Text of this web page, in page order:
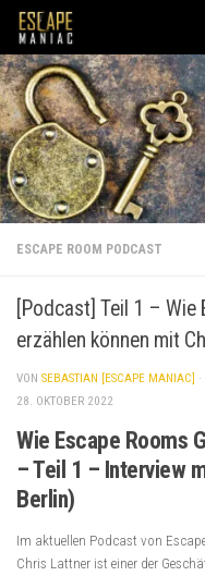
Unter dem Inhalt
ESCAPE ROOM PODCAST
[Podcast] Teil 1 –
erzählen können mit
VON SEBASTIAN [ESCAPE MANIAC]
28. OKTOBER 2022
Wie Escape Rooms
– Teil 1 – Interview
Berlin)
Im aktuellen Podcast von
Chris Lattner ist einer der